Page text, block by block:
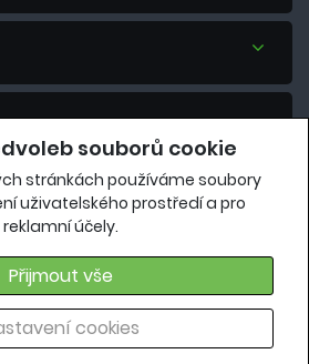
souborů cookie
stránkách používáme soubory
uživatelského prostředí a pro
reklamní účely.
Přijmout vše
cookies
Zeptejte se nás.
eshop@vavrys.cz
+420 575 570 913
Všechna práva vyhrazena |